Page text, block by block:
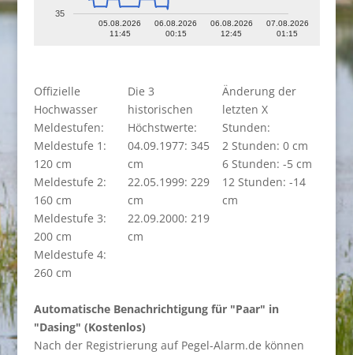
05.08.2026
11:45
06.08.2026
00:15
06.08.2026
12:45
07.08.2026
01:15
35
Offizielle
Hochwasser
Meldestufen:
Meldestufe 1:
120 cm
Meldestufe 2:
160 cm
Meldestufe 3:
200 cm
Meldestufe 4:
260 cm
Die 3
historischen
Höchstwerte:
04.09.1977: 345
cm
22.05.1999: 229
cm
22.09.2000: 219
cm
Änderung der
letzten X
Stunden:
2 Stunden: 0 cm
6 Stunden: -5 cm
12 Stunden: -14
cm
Automatische Benachrichtigung für "Paar" in
"Dasing" (Kostenlos)
Nach der Registrierung auf Pegel-Alarm.de können